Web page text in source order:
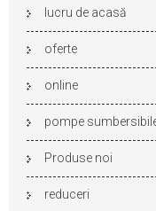
lucru de acasă
oferte
online
pompe
Produse noi
reduceri